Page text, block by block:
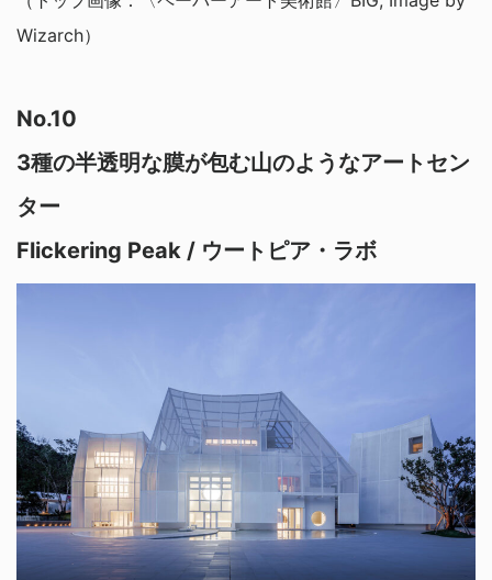
Wizarch）
No.10
3種の半透明な膜が包む山のようなアートセン
ター
Flickering Peak / ウートピア・ラボ